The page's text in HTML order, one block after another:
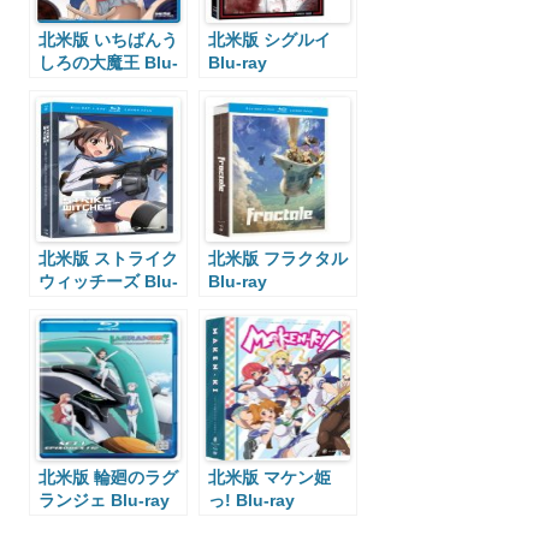
北米版 いちばんう
しろの大魔王 Blu-
北米版 シグルイ
Blu-ray
北米版 ストライク
ウィッチーズ Blu-
北米版 フラクタル
Blu-ray
北米版 輪廻のラグ
ランジェ Blu-ray
北米版 マケン姫
っ! Blu-ray